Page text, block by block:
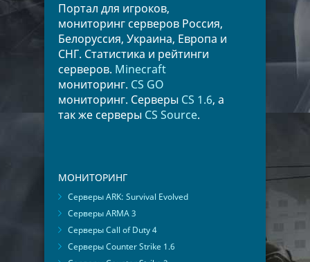
Портал для игроков,
мониторинг серверов Россия,
Белоруссия, Украина, Европа и
СНГ. Статистика и рейтинги
серверов. Minecraft
мониторинг. CS GO
мониторинг. Серверы CS 1.6, а
так же серверы CS Source.
МОНИТОРИНГ
Серверы ARK: Survival Evolved
Серверы ARMA 3
Серверы Call of Duty 4
Серверы Counter Strike 1.6